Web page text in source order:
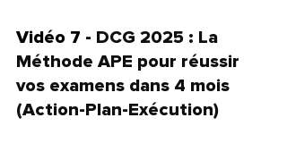
Vidéo 7 - DCG 2025 : La
Méthode APE pour réussir
vos examens dans 4 mois
(Action-Plan-Exécution)